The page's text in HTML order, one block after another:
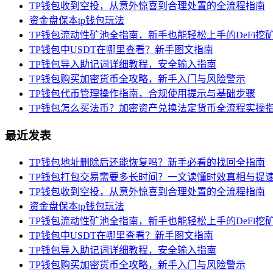
TP钱包收到空投，从意外惊喜到合理处置的全流程指南
资金盘保本tp钱包玩法
TP钱包流动性矿池全指南，新手也能轻松上手的DeFi挖
TP钱包中USDT在哪里查看？新手图文指南
TP钱包导入助记词详细教程，安全输入指南
TP钱包购买加密货币全攻略，新手入门与风险警示
TP钱包代币管理操作指南，合规使用提示与基础步骤
TP钱包怎么买法币？加密资产兑换法定货币全流程实操
最近发表
TP钱包地址删除后还能恢复吗？新手必看的找回全指南
TP钱包打包交易需要多长时间？一文读懂时效真相与提
TP钱包收到空投，从意外惊喜到合理处置的全流程指南
资金盘保本tp钱包玩法
TP钱包流动性矿池全指南，新手也能轻松上手的DeFi挖
TP钱包中USDT在哪里查看？新手图文指南
TP钱包导入助记词详细教程，安全输入指南
TP钱包购买加密货币全攻略，新手入门与风险警示